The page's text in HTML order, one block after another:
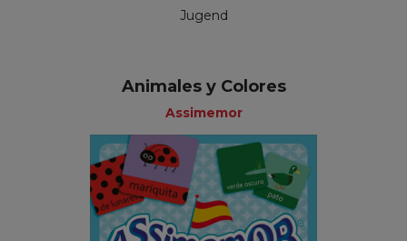
Jugend
Animales y Colores
Assimemor